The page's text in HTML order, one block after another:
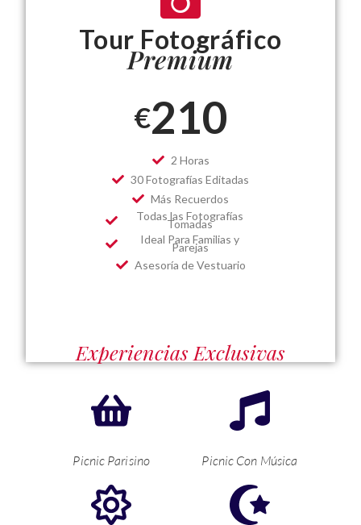
Tour Fotográfico
Premium
€210
2 Horas
30 Fotografías Editadas
Más Recuerdos
Todas las Fotografías
Tomadas
Ideal Para Familias y
Parejas
Asesoría de Vestuario
Experiencias Exclusivas
Picnic Parisino Picnic Con Música